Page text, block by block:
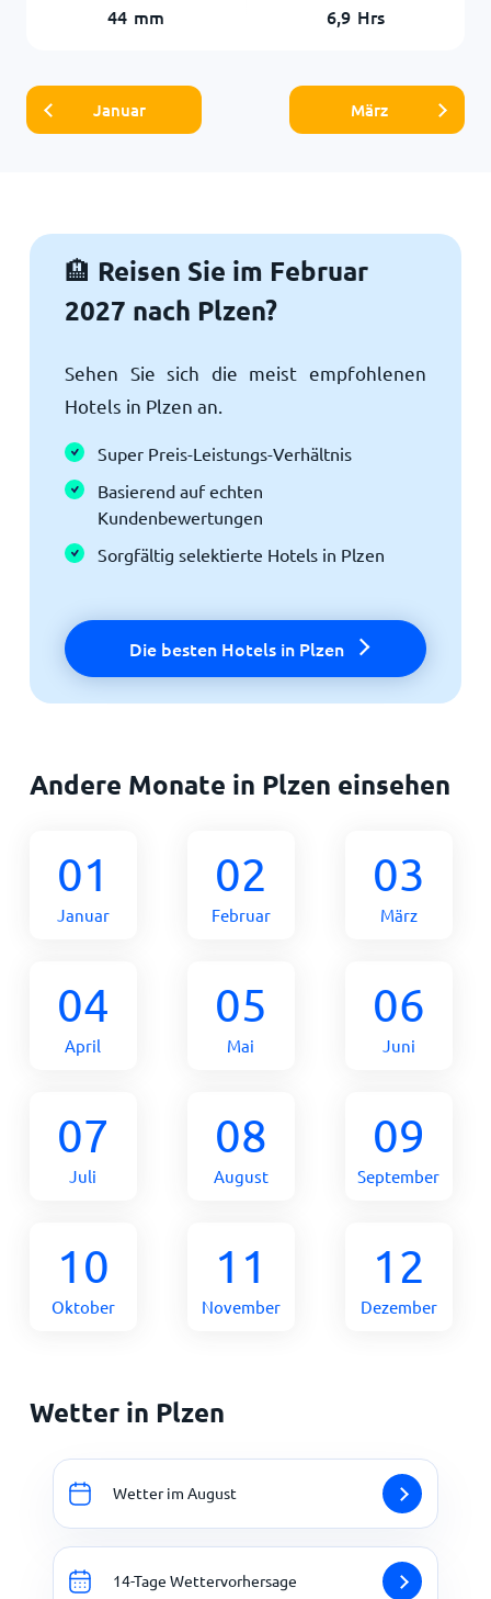
44 mm 6,9 Hrs
Januar März
🏨 Reisen Sie im Februar
2027 nach Plzen?
Sehen Sie sich die meist empfohlenen
Hotels in Plzen an.
Super Preis-Leistungs-Verhältnis
Basierend auf echten
Kundenbewertungen
Sorgfältig selektierte Hotels in Plzen
Die besten Hotels in Plzen
Andere Monate in Plzen einsehen
01
Januar
02
Februar
03
März
04
April
05
Mai
06
Juni
07
Juli
08
August
09
September
10
Oktober
11
November
12
Dezember
Wetter in Plzen
Wetter im August
14-Tage Wettervorhersage